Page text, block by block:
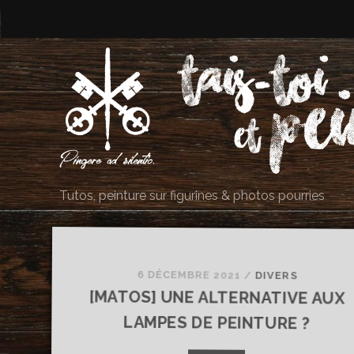
Tutos, peinture sur figurines & photos pourries
toi
6 DÉCEMBRE 2021 / DIVERS
[MATOS] UNE ALTERNATIVE AUX
LAMPES DE PEINTURE ?